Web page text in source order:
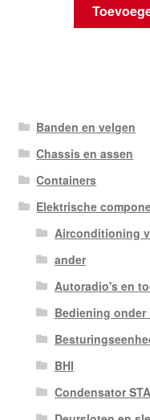
Banden en velgen
Chassis en assen
Containers
Elektrische
Airconditioning
ander
Autoradio's en
Bediening
BHI
Condensator